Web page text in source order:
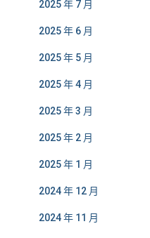
2025 年 7 月
2025 年 6 月
2025 年 5 月
2025 年 4 月
2025 年 3 月
2025 年 2 月
2025 年 1 月
2024 年 12 月
2024 年 11 月